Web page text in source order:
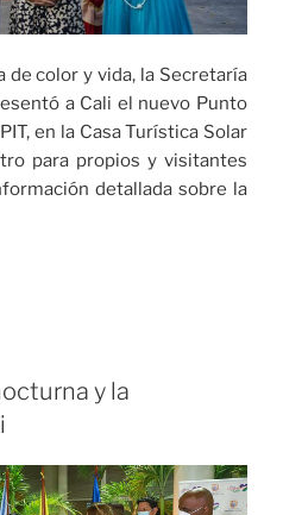
de color y vida, la Secretaría
a Cali el nuevo Punto
en la Casa Turística Solar
para propios y visitantes
detallada sobre la
y la